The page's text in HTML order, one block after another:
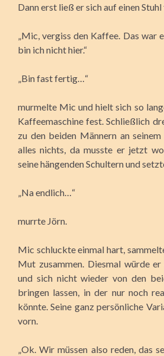
Dann erst ließ er sich auf einen Stuhl
„Mic, vergiss den Kaffee. Das war
bin ich nicht hier.“
„Bin fast fertig…“
murmelte Mic und hielt sich so
Kaffeemaschine fest. Schließlich
zu den beiden Männern an
alles nichts, da musste er jetzt
seine hängenden Schultern und
„Na endlich…“
murrte Jörn.
Mic schluckte einmal hart,
Mut zusammen. Diesmal würde
und sich nicht wieder von den
bringen lassen, in der nur noch
könnte. Seine ganz persönliche
vorn.
„Ok. Wir müssen also reden, das